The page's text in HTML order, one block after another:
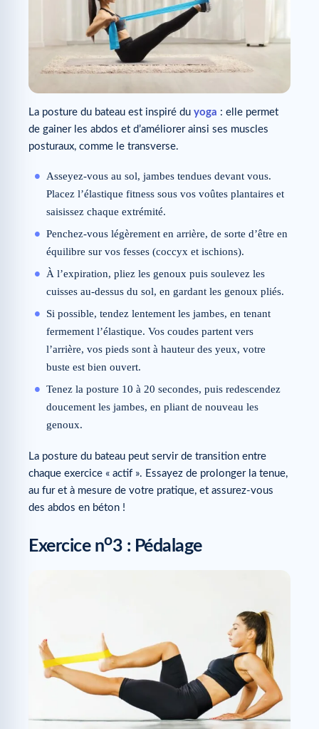
La posture du bateau est inspiré du yoga : elle permet
de gainer les abdos et d’améliorer ainsi ses muscles
posturaux, comme le transverse.
Asseyez-vous au sol, jambes tendues devant vous.
Placez l’élastique fitness sous vos voûtes plantaires et
saisissez chaque extrémité.
Penchez-vous légèrement en arrière, de sorte d’être en
équilibre sur vos fesses (coccyx et ischions).
À l’expiration, pliez les genoux puis soulevez les
cuisses au-dessus du sol, en gardant les genoux pliés.
Si possible, tendez lentement les jambes, en tenant
fermement l’élastique. Vos coudes partent vers
l’arrière, vos pieds sont à hauteur des yeux, votre
buste est bien ouvert.
Tenez la posture 10 à 20 secondes, puis redescendez
doucement les jambes, en pliant de nouveau les
genoux.
La posture du bateau peut servir de transition entre
chaque exercice « actif ». Essayez de prolonger la tenue,
au fur et à mesure de votre pratique, et assurez-vous
des abdos en béton !
Exercice no3 : Pédalage